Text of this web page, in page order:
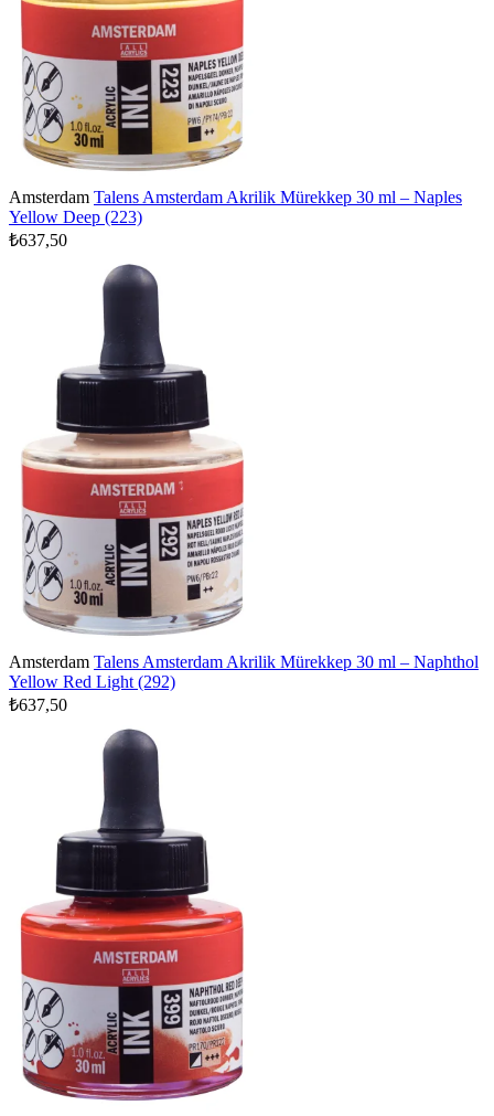
Amsterdam Talens Amsterdam Akrilik Mürekkep 30 ml – Naples
Yellow Deep (223)
₺637,50
Amsterdam Talens Amsterdam Akrilik Mürekkep 30 ml – Naphthol
Yellow Red Light (292)
₺637,50